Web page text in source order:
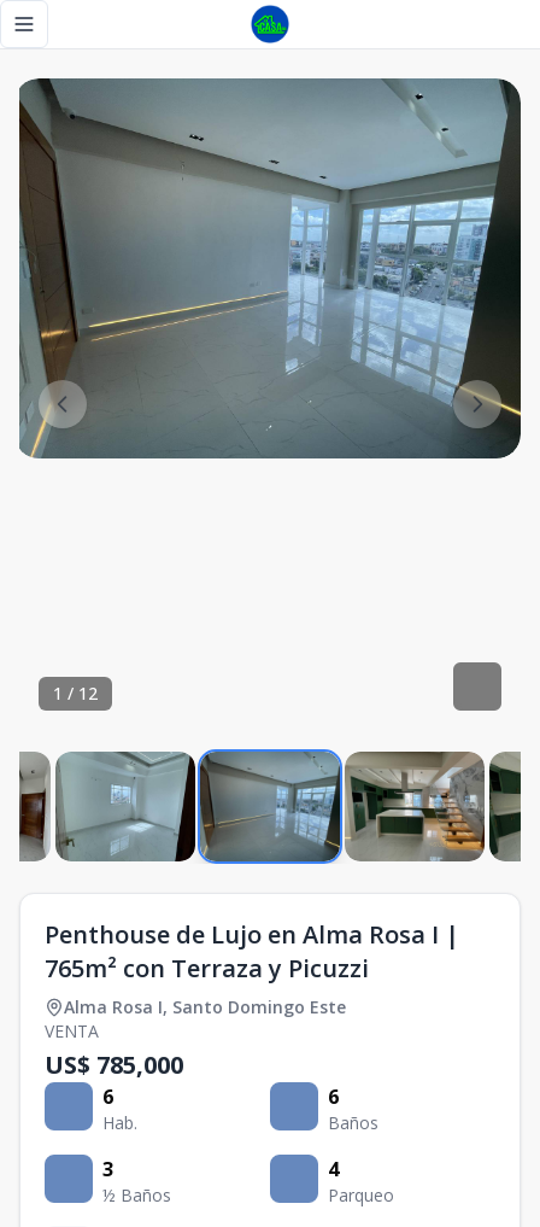
Toggle navigation menu
1 / 12
Penthouse de Lujo en Alma Rosa I |
765m² con Terraza y Picuzzi
Alma Rosa I, Santo Domingo Este
VENTA
US$ 785,000
6
Hab.
6
Baños
3
½ Baños
4
Parqueo
Penthouse de Lujo en Alma Rosa I | 765m² con Terraza y